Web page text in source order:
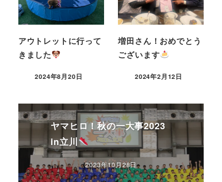
アウトレットに行って
きました
2024年8月20日
増田さん！おめでとう
ございます
2024年2月12日
ヤマヒロ！秋の一大事2023
in立川
2023年10月28日